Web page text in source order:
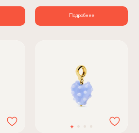
Подробнее